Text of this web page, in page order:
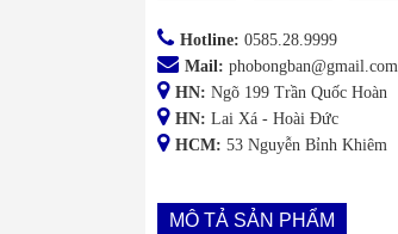
Hotline: 0585.28.9999
Mail: phobongban@gmail.com
HN: Ngõ 199 Trần Quốc Hoàn
HN: Lai Xá - Hoài Đức
HCM: 53 Nguyễn Bỉnh Khiêm
MÔ TẢ SẢN PHẨM